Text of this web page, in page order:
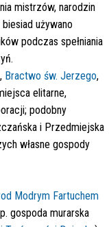
mistrzów, narodzin
używano
podczas spełniania
, Bractwo św. Jerzego,
elitarne,
podobny
i Przedmiejska
własne gospody
Modrym Fartuchem
gospoda murarska